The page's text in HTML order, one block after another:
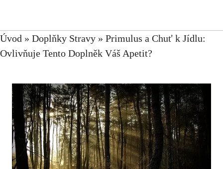
Úvod » Doplňky Stravy » Primulus a Chuť k Jídlu:
Ovlivňuje Tento Doplněk Váš Apetit?